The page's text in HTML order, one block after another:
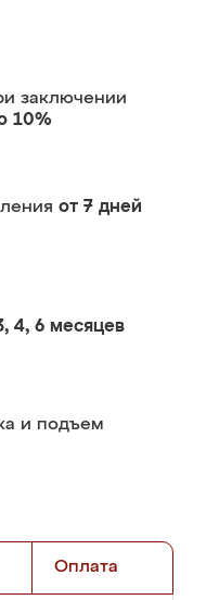
заключении
10%
от 7 дней
4, 6 месяцев
и подъем
Оплата